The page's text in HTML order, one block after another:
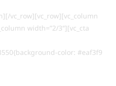
vc_row][vc_row][vc_column
width=”2/3″][vc_cta
color: #eaf3f9